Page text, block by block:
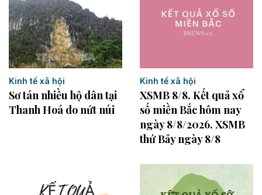
Kinh tế xã hội
Sơ tán nhiều hộ dân tại
Thanh Hoá do nứt núi
Kinh tế xã hội
XSMB 8/8. Kết quả xổ
số miền Bắc hôm nay
ngày 8/8/2026. XSMB
thứ Bảy ngày 8/8